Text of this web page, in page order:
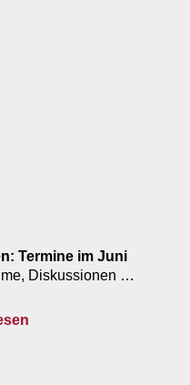
Termine im Juni
Diskussionen …